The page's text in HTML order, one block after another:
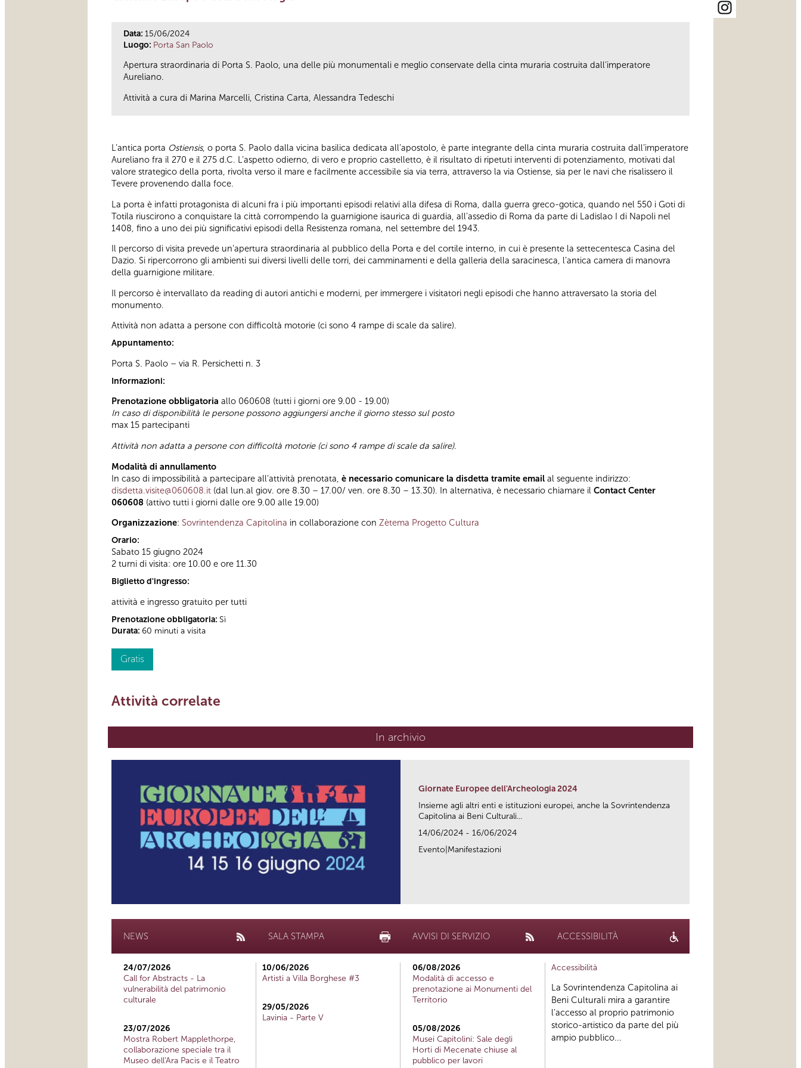
Data: 15/06/2024
Luogo: Porta San Paolo
Apertura straordinaria di Porta S. Paolo, una delle più monumentali e meglio conservate della cinta muraria costruita dall’imperatore
Aureliano.
Attività a cura di Marina Marcelli, Cristina Carta, Alessandra Tedeschi
L’antica porta Ostiensis, o porta S. Paolo dalla vicina basilica dedicata all’apostolo, è parte integrante della cinta muraria costruita dall’imperatore
Aureliano fra il 270 e il 275 d.C. L’aspetto odierno, di vero e proprio castelletto, è il risultato di ripetuti interventi di potenziamento, motivati dal
valore strategico della porta, rivolta verso il mare e facilmente accessibile sia via terra, attraverso la via Ostiense, sia per le navi che risalissero il
Tevere provenendo dalla foce.
La porta è infatti protagonista di alcuni fra i più importanti episodi relativi alla difesa di Roma, dalla guerra greco-gotica, quando nel 550 i Goti di
Totila riuscirono a conquistare la città corrompendo la guarnigione isaurica di guardia, all’assedio di Roma da parte di Ladislao I di Napoli nel
1408, fino a uno dei più significativi episodi della Resistenza romana, nel settembre del 1943.
Il percorso di visita prevede un’apertura straordinaria al pubblico della Porta e del cortile interno, in cui è presente la settecentesca Casina del
Dazio. Si ripercorrono gli ambienti sui diversi livelli delle torri, dei camminamenti e della galleria della saracinesca, l’antica camera di manovra
della guarnigione militare.
Il percorso è intervallato da reading di autori antichi e moderni, per immergere i visitatori negli episodi che hanno attraversato la storia del
monumento.
Attività non adatta a persone con difficoltà motorie (ci sono 4 rampe di scale da salire).
Appuntamento:
Porta S. Paolo – via R. Persichetti n. 3
Informazioni:
Prenotazione obbligatoria allo 060608 (tutti i giorni ore 9.00 - 19.00)
In caso di disponibilità le persone possono aggiungersi anche il giorno stesso sul posto
max 15 partecipanti
Attività non adatta a persone con difficoltà motorie (ci sono 4 rampe di scale da salire).
Modalità di annullamento
In caso di impossibilità a partecipare all’attività prenotata, è necessario comunicare la disdetta tramite email al seguente indirizzo:
disdetta.visite@060608.it (dal lun.al giov. ore 8.30 – 17.00/ ven. ore 8.30 – 13.30). In alternativa, è necessario chiamare il Contact Center
060608 (attivo tutti i giorni dalle ore 9.00 alle 19.00)
Organizzazione: Sovrintendenza Capitolina in collaborazione con Zètema Progetto Cultura
Orario:
Sabato 15 giugno 2024
2 turni di visita: ore 10.00 e ore 11.30
Biglietto d'ingresso:
attività e ingresso gratuito per tutti
Prenotazione obbligatoria: Sì
Durata: 60 minuti a visita
Gratis
Attività correlate
In archivio
Giornate Europee dell'Archeologia 2024
Insieme agli altri enti e istituzioni europei, anche la Sovrintendenza
Capitolina ai Beni Culturali...
14/06/2024 - 16/06/2024
Evento|Manifestazioni
NEWS
24/07/2026
Call for Abstracts - La
vulnerabilità del patrimonio
culturale
23/07/2026
Mostra Robert Mapplethorpe,
collaborazione speciale tra il
Museo dell'Ara Pacis e il Teatro
SALA STAMPA
10/06/2026
Artisti a Villa Borghese #3
29/05/2026
Lavinia - Parte V
AVVISI DI SERVIZIO
06/08/2026
Modalità di accesso e
prenotazione ai Monumenti del
Territorio
05/08/2026
Musei Capitolini: Sale degli
Horti di Mecenate chiuse al
pubblico per lavori
ACCESSIBILITÀ
Accessibilità
La Sovrintendenza Capitolina ai
Beni Culturali mira a garantire
l’accesso al proprio patrimonio
storico-artistico da parte del più
ampio pubblico...